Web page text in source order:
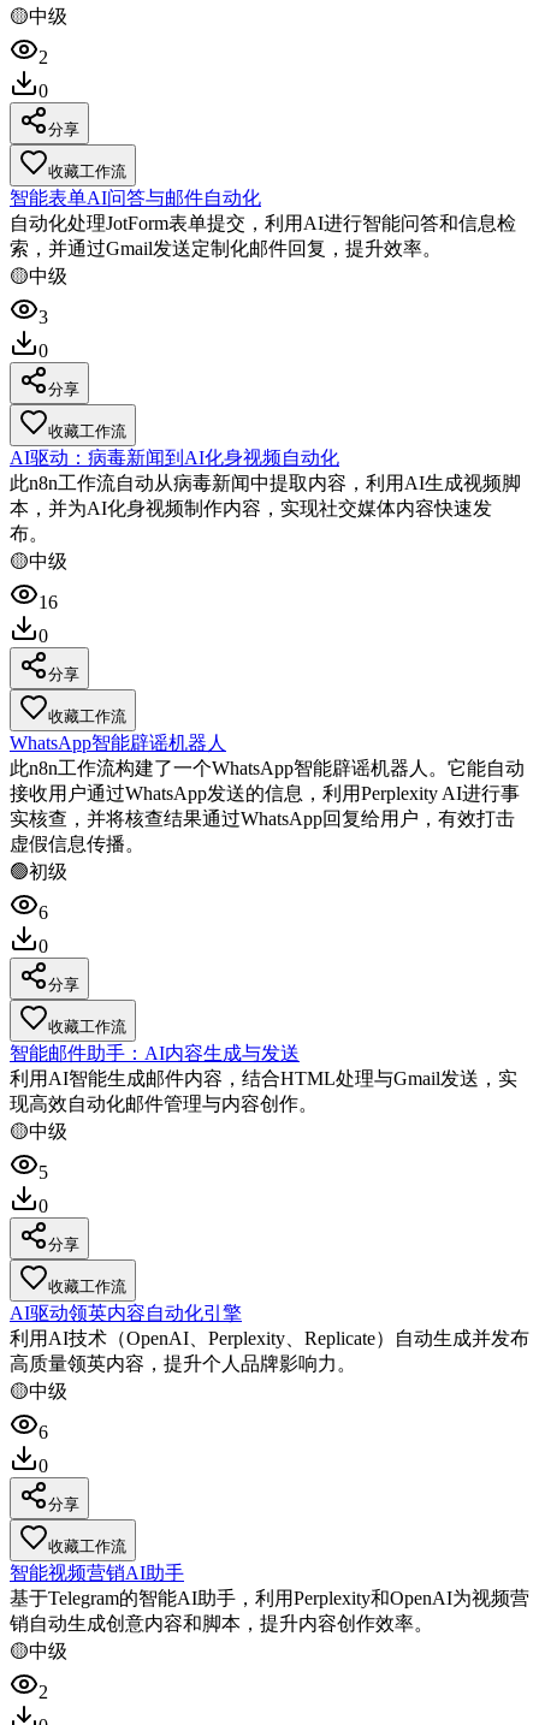
🟡中级
2
0
分享
收藏工作流
智能表单AI问答与邮件自动化
自动化处理JotForm表单提交，利用AI进行智能问答和信息检
索，并通过Gmail发送定制化邮件回复，提升效率。
🟡中级
3
0
分享
收藏工作流
AI驱动：病毒新闻到AI化身视频自动化
此n8n工作流自动从病毒新闻中提取内容，利用AI生成视频脚
本，并为AI化身视频制作内容，实现社交媒体内容快速发
布。
🟡中级
16
0
分享
收藏工作流
WhatsApp智能辟谣机器人
此n8n工作流构建了一个WhatsApp智能辟谣机器人。它能自动
接收用户通过WhatsApp发送的信息，利用Perplexity AI进行事
实核查，并将核查结果通过WhatsApp回复给用户，有效打击
虚假信息传播。
🟢初级
6
0
分享
收藏工作流
智能邮件助手：AI内容生成与发送
利用AI智能生成邮件内容，结合HTML处理与Gmail发送，实
现高效自动化邮件管理与内容创作。
🟡中级
5
0
分享
收藏工作流
AI驱动领英内容自动化引擎
利用AI技术（OpenAI、Perplexity、Replicate）自动生成并发布
高质量领英内容，提升个人品牌影响力。
🟡中级
6
0
分享
收藏工作流
智能视频营销AI助手
基于Telegram的智能AI助手，利用Perplexity和OpenAI为视频营
销自动生成创意内容和脚本，提升内容创作效率。
🟡中级
2